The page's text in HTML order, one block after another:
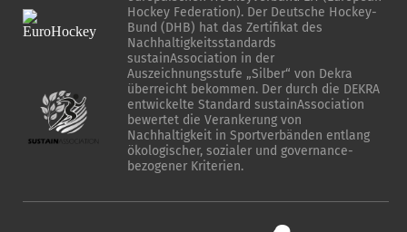
Hockey Federation). Der Deutsche Hockey-
Bund (DHB) hat das Zertifikat des
Nachhaltigkeitsstandards
sustainAssociation in der
Auszeichnungsstufe „Silber“ von Dekra
überreicht bekommen. Der durch die DEKRA
entwickelte Standard sustainAssociation
bewertet die Verankerung von
Nachhaltigkeit in Sportverbänden entlang
ökologischer, sozialer und governance-
bezogener Kriterien.